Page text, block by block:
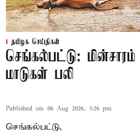
தமிழக செய்திகள்
செங்கல்பட்டு: மின்சாரம்
மாடுகள் பலி
Published on: 06 Aug 2026, 3:26 pm
செங்கல்பட்டு,